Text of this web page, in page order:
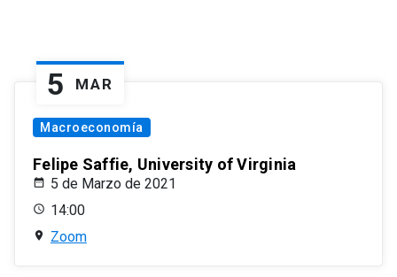
5 MAR
Macroeconomía
Felipe Saffie, University of Virginia
5 de Marzo de 2021
14:00
Zoom